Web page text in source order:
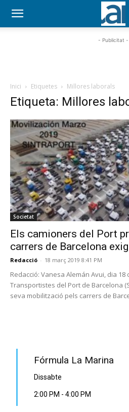
- Publicitat -
Inici Etiquetes Millores laborals
Etiqueta: Millores
Societat
Els camioners del Port
carrers de Barcelona
Redacció - 18 març 2019 8:41 PM
Redacció: Vanesa Alemán Avui, dia 18
Transportistes del Port de Barcelona
seva mobilització pels carrers de
Fórmula La Marina
Dissabte
2:00 PM - 4:00 PM